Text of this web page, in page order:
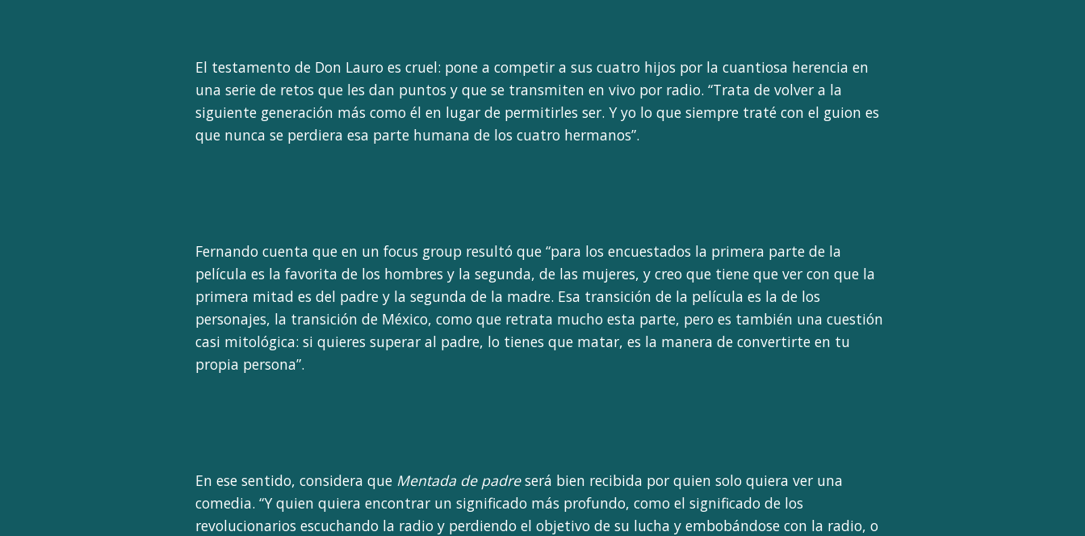
El testamento de Don Lauro es cruel: pone a competir a sus cuatro hijos por la cuantiosa herencia en
una serie de retos que les dan puntos y que se transmiten en vivo por radio. “Trata de volver a la
siguiente generación más como él en lugar de permitirles ser. Y yo lo que siempre traté con el guion es
que nunca se perdiera esa parte humana de los cuatro hermanos”.
Fernando cuenta que en un focus group resultó que “para los encuestados la primera parte de la
película es la favorita de los hombres y la segunda, de las mujeres, y creo que tiene que ver con que la
primera mitad es del padre y la segunda de la madre. Esa transición de la película es la de los
personajes, la transición de México, como que retrata mucho esta parte, pero es también una cuestión
casi mitológica: si quieres superar al padre, lo tienes que matar, es la manera de convertirte en tu
propia persona”.
En ese sentido, considera que Mentada de padreserá bien recibida por quien solo quiera ver una
comedia. “Y quien quiera encontrar un significado más profundo, como el significado de los
revolucionarios escuchando la radio y perdiendo el objetivo de su lucha y embobándose con la radio, o